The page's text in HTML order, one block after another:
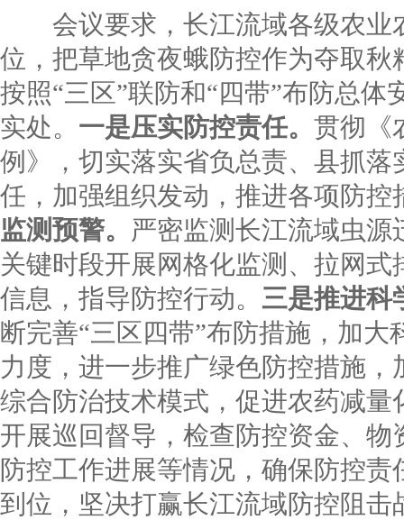
会议要求，长江流域各级农业
位，把草地贪夜蛾防控作为夺取
按照“三区”联防和“四带”布防总体
实处。 一是压实防控责任。 贯彻《
例》，切实落实省负总责、县抓
任，加强组织发动，推进各项防控
监测预警。 严密监测长江流域虫
关键时段开展网格化监测、拉网
信息，指导防控行动。 三是推进科
断完善“三区四带”布防措施，加
力度，进一步推广绿色防控措施
综合防治技术模式，促进农药减量
开展巡回督导，检查防控资金、
防控工作进展等情况，确保防控
到位，坚决打赢长江流域防控阻